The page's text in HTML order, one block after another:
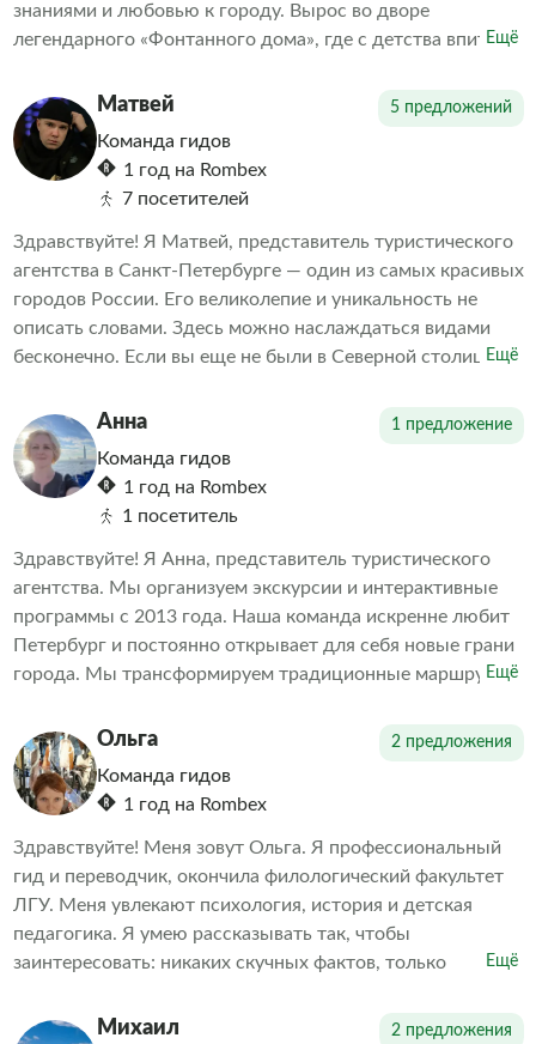
знаниями и любовью к городу. Вырос во дворе
легендарного «Фонтанного дома», где с детства впитал
передаю эту любовь и свои знания всем, кто
интересуется историей и культурой нашего прекрасного
города.
Ещё
Матвей 5 предложений
Команда гидов
1 год на Rombex
7 посетителей
Здравствуйте! Я Матвей, представитель туристического
агентства в Санкт-Петербурге — один из самых красивых
городов России. Его великолепие и уникальность не
описать словами. Здесь можно наслаждаться видами
бесконечно. Если вы еще не были в Северной столице
уникальную возможность познакомиться с главными
достопримечательностями Санкт-Петербурга.
Ещё
Анна 1 предложение
Команда гидов
1 год на Rombex
1 посетитель
Здравствуйте! Я Анна, представитель туристического
агентства. Мы организуем экскурсии и интерактивные
программы с 2013 года. Наша команда искренне любит
Петербург и постоянно открывает для себя новые грани
города. Мы трансформируем традиционные маршруты,
Наша цель — объединить игру и образование. За годы
работы мы убедились, что интерактивные туры с играми
и викторинами интересны не только детям, но и
взрослым.
Ещё
Ольга 2 предложения
Команда гидов
1 год на Rombex
Здравствуйте! Меня зовут Ольга. Я профессиональный
гид и переводчик, окончила филологический факультет
ЛГУ. Меня увлекают психология, история и детская
педагогика. Я умею рассказывать так, чтобы
заинтересовать: никаких скучных фактов, только
прошлого помогает лучше осознать настоящее.
Ещё
Михаил 2 предложения